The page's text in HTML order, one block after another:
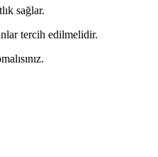
sağlar.
tercih edilmelidir.